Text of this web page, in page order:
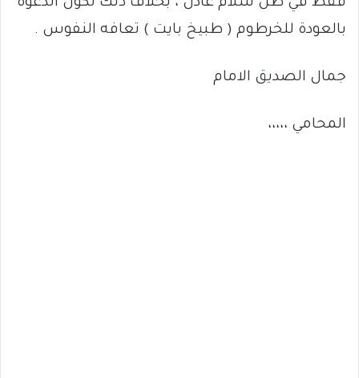
بالعودة للخرطوم ( طبيخ بايت ) تعافه النفوس .
جمال الصديق الامام
المحامي ،،،،،